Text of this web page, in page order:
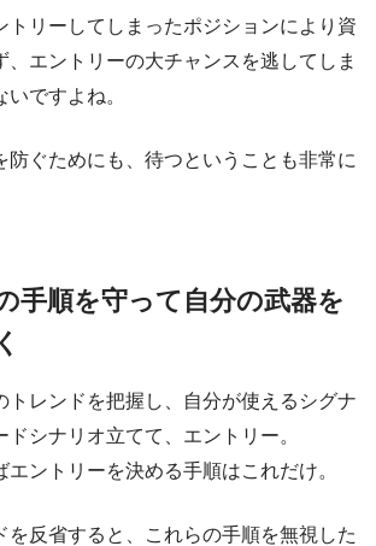
トリーしてしまったポジションにより資
、エントリーの大チャンスを逃してしま
ですよね。
防ぐためにも、待つということも非常に
手順を守って自分の武器を
トレンドを把握し、自分が使えるシグナ
ドシナリオ立てて、エントリー。
エントリーを決める手順はこれだけ。
を反省すると、これらの手順を無視した